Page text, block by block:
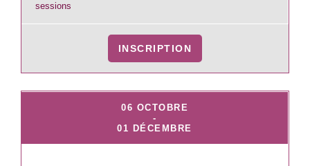
sessions
INSCRIPTION
06 OCTOBRE
-
01 DÉCEMBRE